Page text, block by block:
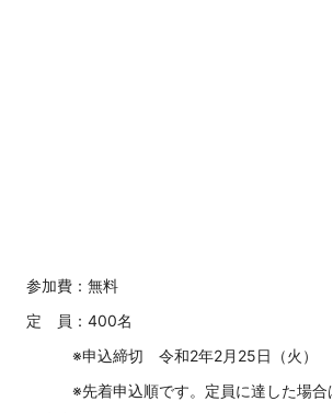
参加費：無料
定 員：400名
※申込締切 令和2年2月25日（火）
※先着申込順です。定員に達した場合は